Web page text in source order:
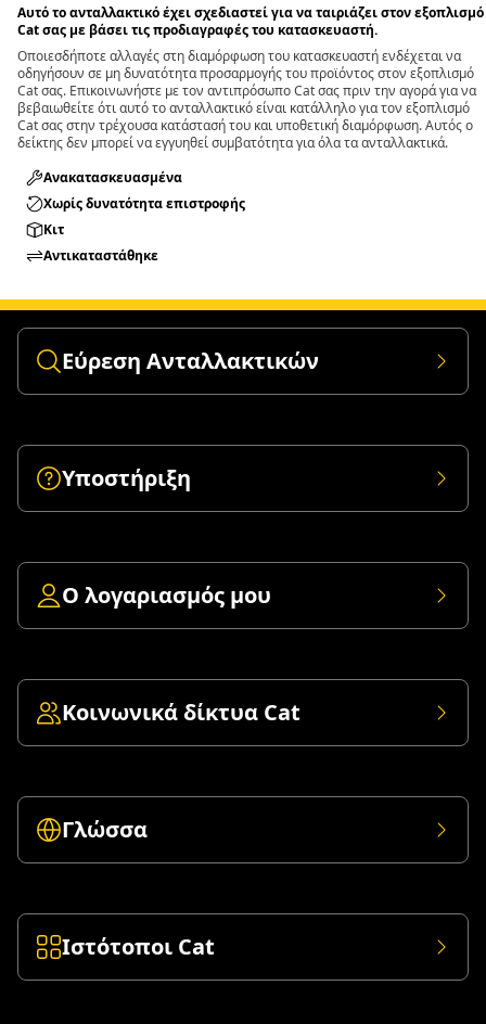
Αυτό το ανταλλακτικό έχει σχεδιαστεί για να ταιριάζει στον εξοπλισμό
Cat σας με βάσει τις προδιαγραφές του κατασκευαστή.
Οποιεσδήποτε αλλαγές στη διαμόρφωση του κατασκευαστή ενδέχεται να
οδηγήσουν σε μη δυνατότητα προσαρμογής του προϊόντος στον εξοπλισμό
Cat σας. Επικοινωνήστε με τον αντιπρόσωπο Cat σας πριν την αγορά για να
βεβαιωθείτε ότι αυτό το ανταλλακτικό είναι κατάλληλο για τον εξοπλισμό
Cat σας στην τρέχουσα κατάστασή του και υποθετική διαμόρφωση. Αυτός ο
δείκτης δεν μπορεί να εγγυηθεί συμβατότητα για όλα τα ανταλλακτικά.
Ανακατασκευασμένα
Χωρίς δυνατότητα επιστροφής
Κιτ
Αντικαταστάθηκε
Εύρεση Ανταλλακτικών
Υποστήριξη
Ο λογαριασμός μου
Κοινωνικά δίκτυα Cat
Γλώσσα
Ιστότοποι Cat